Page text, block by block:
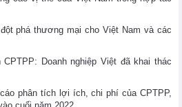
phá thương mại cho Việt Nam và các
Doanh nghiệp Việt đã khai thác
cáo phân tích lợi ích, chi phí của CPTPP,